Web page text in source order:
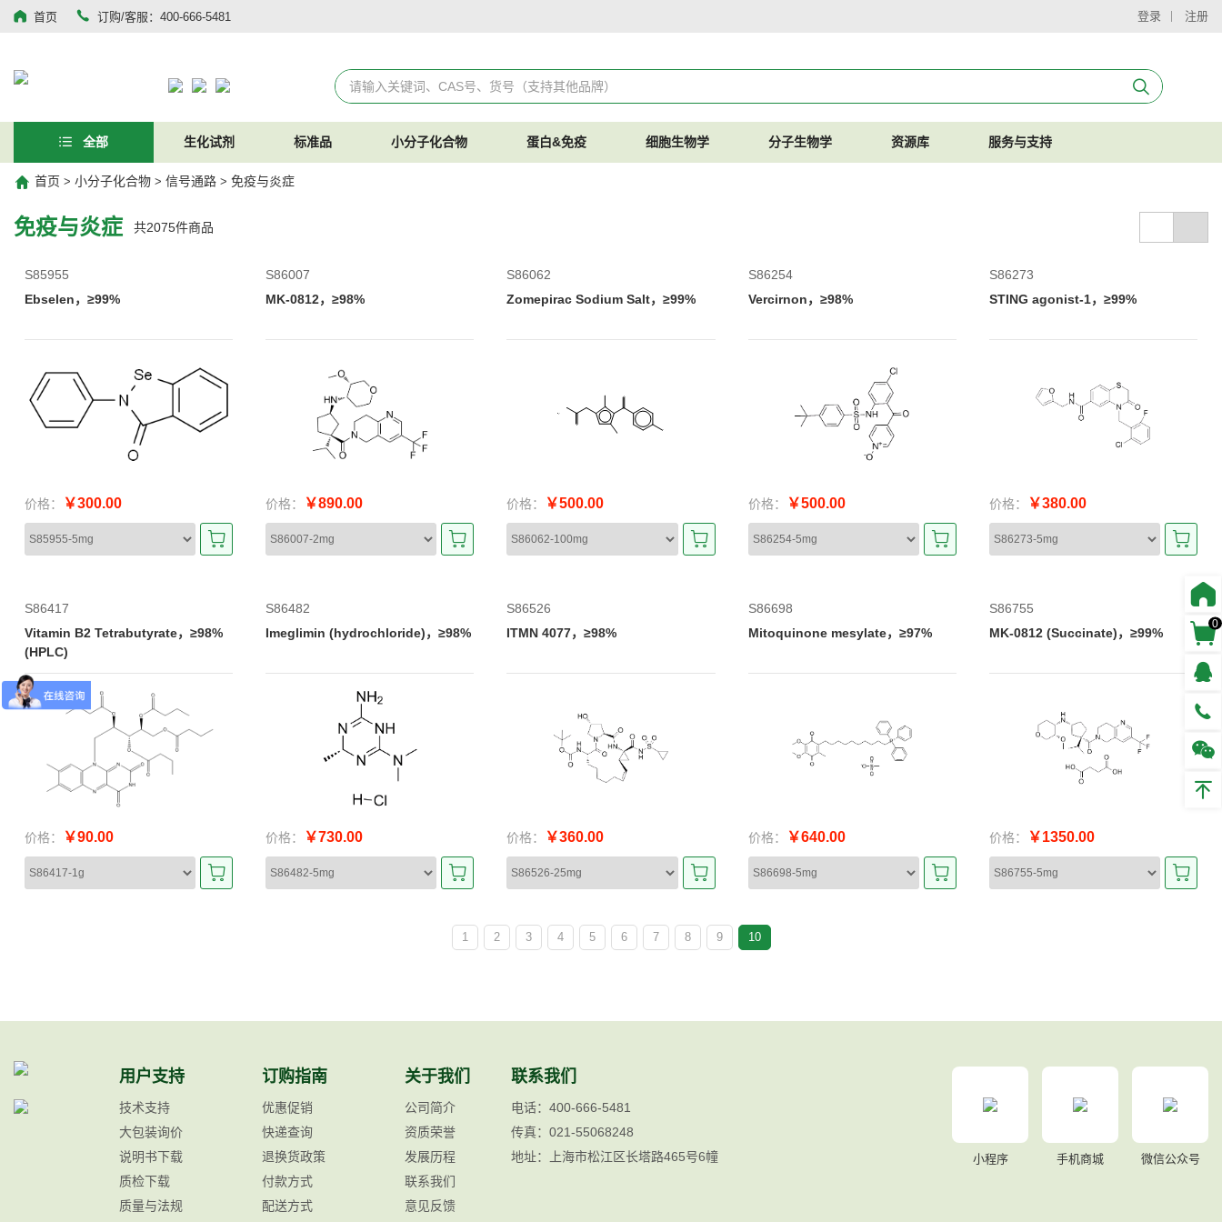
首页 订购/客服：400-666-5481 登录 注册
全部 生化试剂 标准品 小分子化合物 蛋白&免疫 细胞生物学 分子生物学 资源库 服务与支持
首页 > 小分子化合物 > 信号通路 > 免疫与炎症
免疫与炎症 共2075件商品
S85955
Ebselen，≥99%
价格： ￥300.00
S86007
MK-0812，≥98%
价格： ￥890.00
S86062
Zomepirac Sodium Salt，≥99%
价格： ￥500.00
S86254
Vercirnon，≥98%
价格： ￥500.00
S86273
STING agonist-1，≥99%
价格： ￥380.00
S86417
Vitamin B2 Tetrabutyrate，≥98%
(HPLC)
价格： ￥90.00
S86482
Imeglimin (hydrochloride)，≥98%
价格： ￥730.00
S86526
ITMN 4077，≥98%
价格： ￥360.00
S86698
Mitoquinone mesylate，≥97%
价格： ￥640.00
S86755
MK-0812 (Succinate)，≥99%
价格： ￥1350.00
1 2 3 4 5 6 7 8 9 10
用户支持
技术支持
大包装询价
说明书下载
质检下载
质量与法规
订购指南
优惠促销
快递查询
退换货政策
付款方式
配送方式
关于我们
公司简介
资质荣誉
发展历程
联系我们
意见反馈
联系我们
电话：400-666-5481
传真：021-55068248
地址：上海市松江区长塔路465号6幢
小程序 手机商城 微信公众号
0